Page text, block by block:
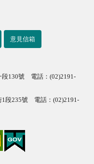
意見信箱
段130號 電話：(02)2191-
1段235號 電話：(02)2191-